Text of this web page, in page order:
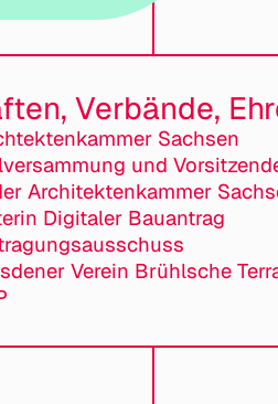
Verbände,
Sachsen
und
Architektenkammer
Digitaler Bauantrag
Verein Brühlsche